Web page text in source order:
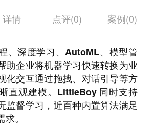
详情 点评(0) 案例(0)
、深度学习、AutoML、模型管
助企业将机器学习快速转换为业
化交互通过拖拽、对话引导等方
直观建模。LittleBoy 同时支持
监督学习，近百种内置算法满足
。